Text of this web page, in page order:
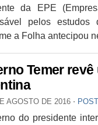
da EPE
pelos
a Folha antecipou
Temer
AGOSTO DE 2016 ⋅
do presidente